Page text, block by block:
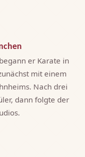
er Karate in
mit einem
Nach drei
dann folgte der